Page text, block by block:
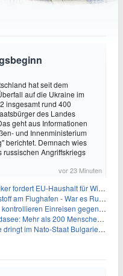
hat seit dem
auf die Ukraine im
insgesamt rund 400
des Landes
geht aus Informationen
und Innenministerium
berichtet. Demnach wies
Angriffskriegs
vor 23 Minuten
EU-Haushalt für Wirtschaftsumbau
Flughafen - War es Russland?
Einreisen gegenseitig
Mehr als 200 Menschen evakuiert
im Nato-Staat Bulgarien ein